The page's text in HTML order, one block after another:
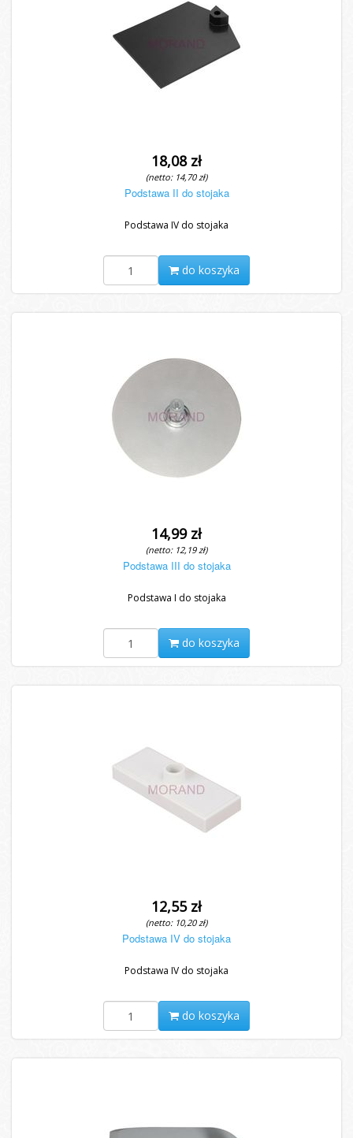
18,08 zł
(netto: 14,70 zł)
Podstawa II do stojaka
Podstawa IV do stojaka
do koszyka
14,99 zł
(netto: 12,19 zł)
Podstawa III do stojaka
Podstawa I do stojaka
do koszyka
12,55 zł
(netto: 10,20 zł)
Podstawa IV do stojaka
Podstawa IV do stojaka
do koszyka